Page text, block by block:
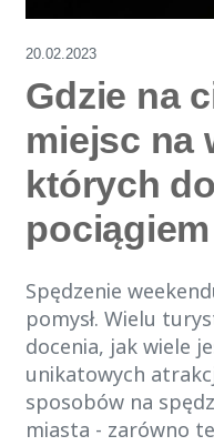
20.02.2023
Gdzie na
miejsc na
których
pociągiem
Spędzenie
pomysł. Wielu
docenia, jak wiele
unikatowych
sposobów na
miasta - zarówno